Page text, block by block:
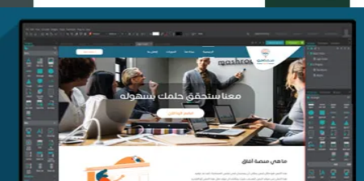
منصة أفق للتدريب
التفاصيل